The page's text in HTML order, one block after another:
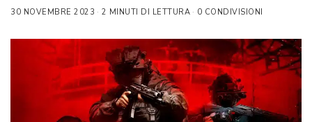
30 NOVEMBRE 2023 2 MINUTI DI LETTURA 0 CONDIVISIONI